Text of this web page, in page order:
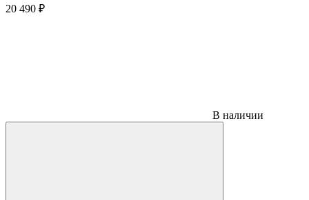
20 490 ₽
В наличии